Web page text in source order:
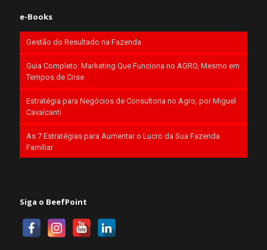
e-Books
Gestão do Resultado na Fazenda
Guia Completo: Marketing Que Funciona no AGRO, Mesmo em
Tempos de Crise
Estratégia para Negócios de Consultoria no Agro, por Miguel
Cavalcanti
As 7 Estratégias para Aumentar o Lucro da Sua Fazenda
Familiar
Siga o BeefPoint